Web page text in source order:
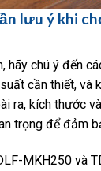
lưu ý khi
hãy chú ý đến
cần thiết, và
ra, kích thước
trọng để đảm
MKH250 và